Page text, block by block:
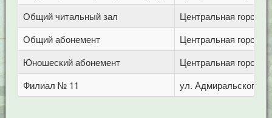
Общий читальный зал
Центральная
Общий абонемент
Центральная
Юношеский абонемент
Центральная
Филиал № 11
ул. Адмиральского, 8